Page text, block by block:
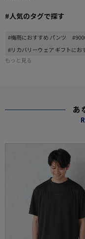
#人気のタグで探す
#梅雨におすすめ パンツ
#リカバリーウェア ギフトにお
もっと見る
あ